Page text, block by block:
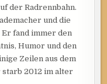
der Radrennbahn.
und die
fand immer den
Humor und den
Zeilen aus dem
starb 2012 im alter